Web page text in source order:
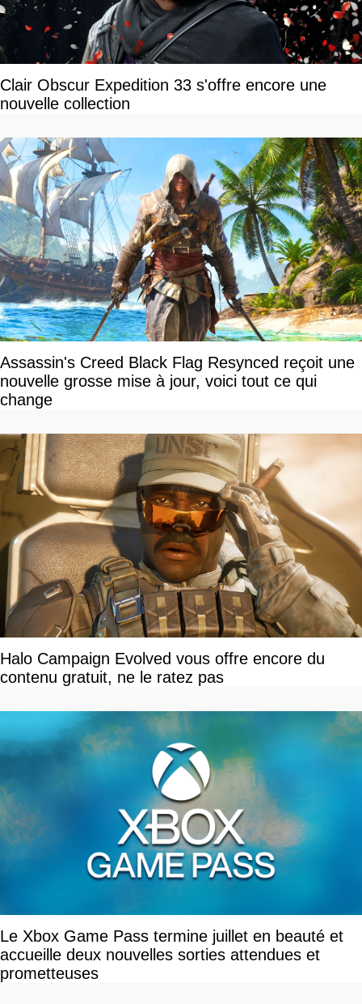
Clair Obscur Expedition 33 s'offre encore une
nouvelle collection
Assassin's Creed Black Flag Resynced reçoit une
nouvelle grosse mise à jour, voici tout ce qui
change
Halo Campaign Evolved vous offre encore du
contenu gratuit, ne le ratez pas
Le Xbox Game Pass termine juillet en beauté et
accueille deux nouvelles sorties attendues et
prometteuses